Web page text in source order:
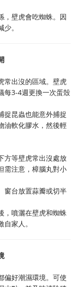
，壁虎會吃蜘蛛。因
。
常出沒的區域。壁虎
每3-4週更換一次蛋殼
捉昆蟲也能意外捕捉
油軟化膠水，然後輕
方等壁虎常出沒處放
需注意，樟腦丸對小
窗台放置蒜瓣或切半
，噴灑在壁虎和蜘蛛
家人。
偏好潮濕環境。可使